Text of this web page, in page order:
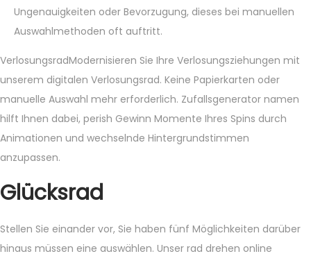
Ungenauigkeiten oder Bevorzugung, dieses bei manuellen
Auswahlmethoden oft auftritt.
VerlosungsradModernisieren Sie Ihre Verlosungsziehungen mit
unserem digitalen Verlosungsrad. Keine Papierkarten oder
manuelle Auswahl mehr erforderlich. Zufallsgenerator namen
hilft Ihnen dabei, perish Gewinn Momente Ihres Spins durch
Animationen und wechselnde Hintergrundstimmen
anzupassen.
Glücksrad
Stellen Sie einander vor, Sie haben fünf Möglichkeiten darüber
hinaus müssen eine auswählen. Unser rad drehen online